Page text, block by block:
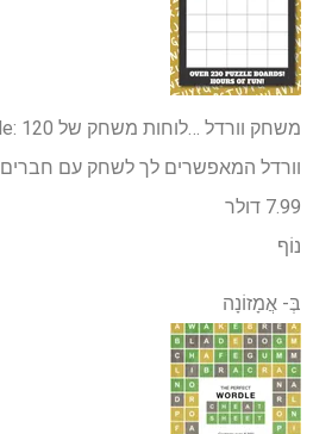
משחק וורדל …
וורדל המאפשרים לך לשחק עם חברים
7.99 דולר
נוֹף
בְּ- אֲמָזוֹנָה